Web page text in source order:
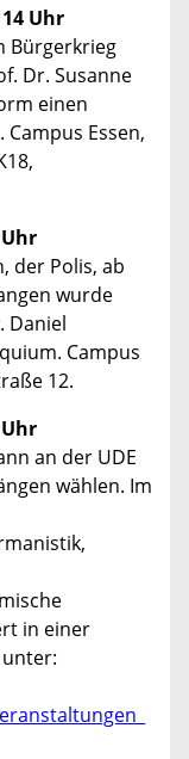
Uhr
Bürgerkrieg
Dr. Susanne
einen
Essen,
der Polis, ab
wurde
Daniel
Campus
12.
an der UDE
wählen. Im
in einer